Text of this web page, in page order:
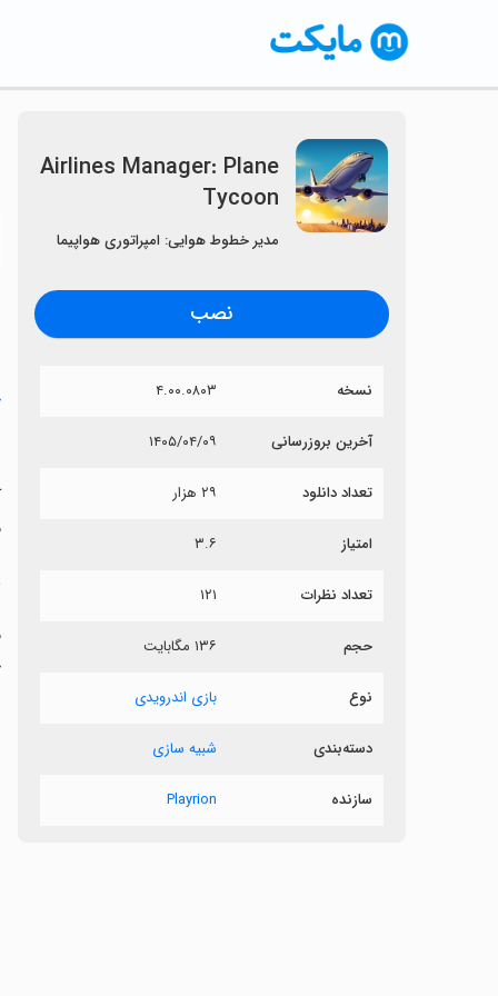
Airlines Manager: Plane
Tycoon
مدیر خطوط هوایی: امپراتوری هواپیما
نصب
نسخه ۴.۰۰.۰۸۰۳
آخرین بروزرسانی ۱۴۰۵/۰۴/۰۹
تعداد دانلود ۲۹ هزار
امتیاز ۳.۶
تعداد نظرات ۱۲۱
حجم ۱۳۶ مگابایت
نوع بازی اندرویدی
دسته‌بندی شبیه سازی
سازنده Playrion